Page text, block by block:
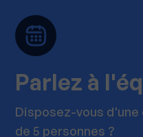
Parlez à
Disposez-vous d'une
de 5 personnes ?